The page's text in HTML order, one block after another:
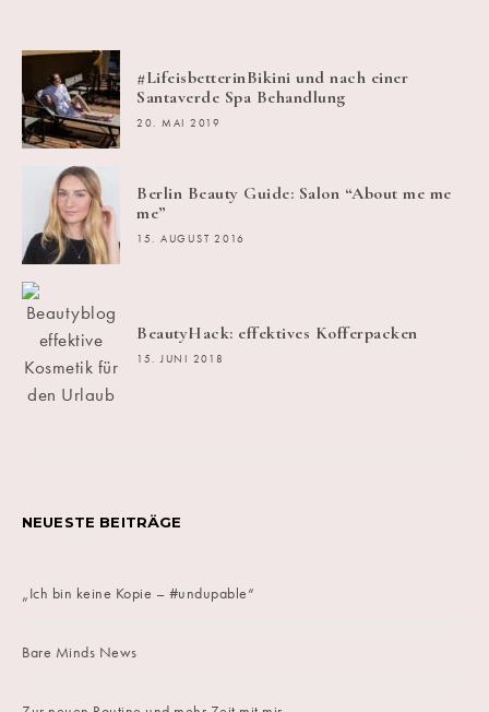
#LifeisbetterinBikini und nach einer
Santaverde Spa Behandlung
20. MAI 2019
Berlin Beauty Guide: Salon “About me me
me”
15. AUGUST 2016
BeautyHack: effektives Kofferpacken
15. JUNI 2018
NEUESTE BEITRÄGE
„Ich bin keine Kopie – #undupable“
Bare Minds News